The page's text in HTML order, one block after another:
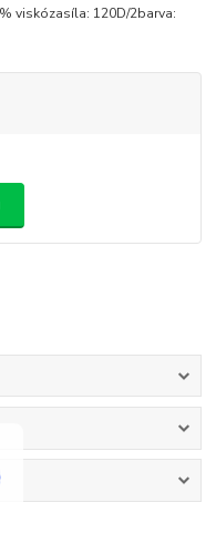
viskózasíla: 120D/2barva: